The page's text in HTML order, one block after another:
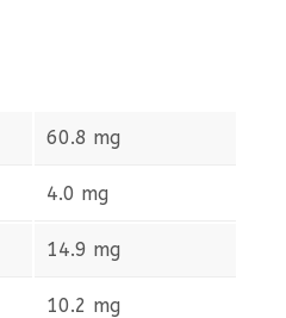
60.8 mg
4.0 mg
14.9 mg
10.2 mg